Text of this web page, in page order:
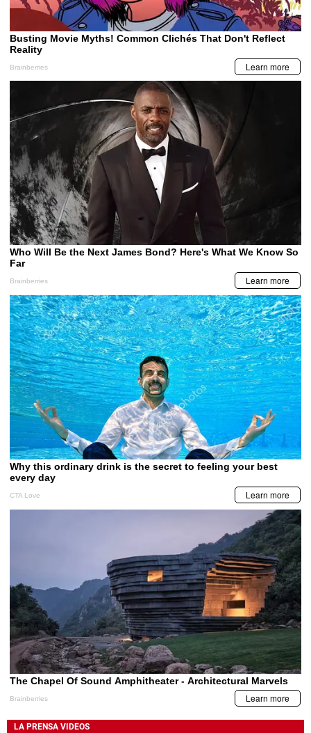
LA PRENSA VIDEOS